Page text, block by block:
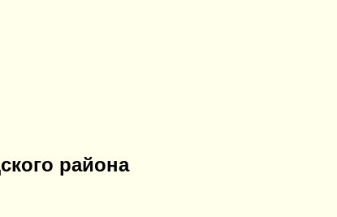
района